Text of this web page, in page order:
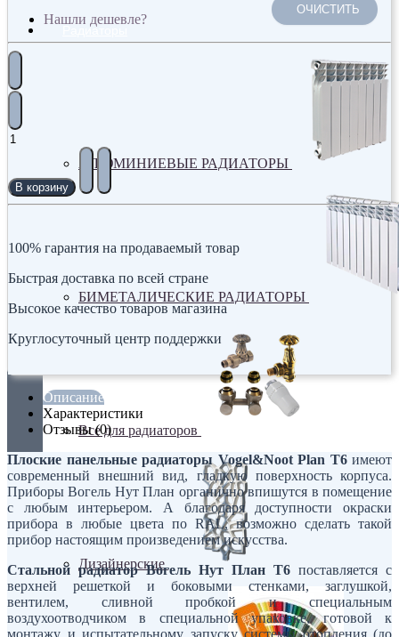
Радиаторы
АЛЮМИНИЕВЫЕ РАДИАТОРЫ
БИМЕТАЛИЧЕСКИЕ РАДИАТОРЫ
Все для радиаторов
Дизайнерские
Нашли дешевле?
ОЧИСТИТЬ
В корзину
100% гарантия на продаваемый товар
Быстрая доставка по всей стране
Высокое качество товаров магазина
Круглосуточный центр поддержки
Описание
Характеристики
Отзывы (0)
Плоские панельные радиаторы Vogel&Noot Plan T6имеют
современный внешний вид, гладкую поверхность корпуса.
Приборы Вогель Нут План органично впишутся в помещение
с любым интерьером. А благодаря доступности окраски
прибора в любые цвета по RAL, возможно сделать такой
прибор настоящим произведением искусства.
Стальной радиатор Вогель Нут План T6 поставляется с
верхней решеткой и боковыми стенками, заглушкой,
вентилем, сливной пробкой и специальным
воздухоотводчиком в специальной упаковке, готовой к
монтажу и испытательному запуску системы отопления (до